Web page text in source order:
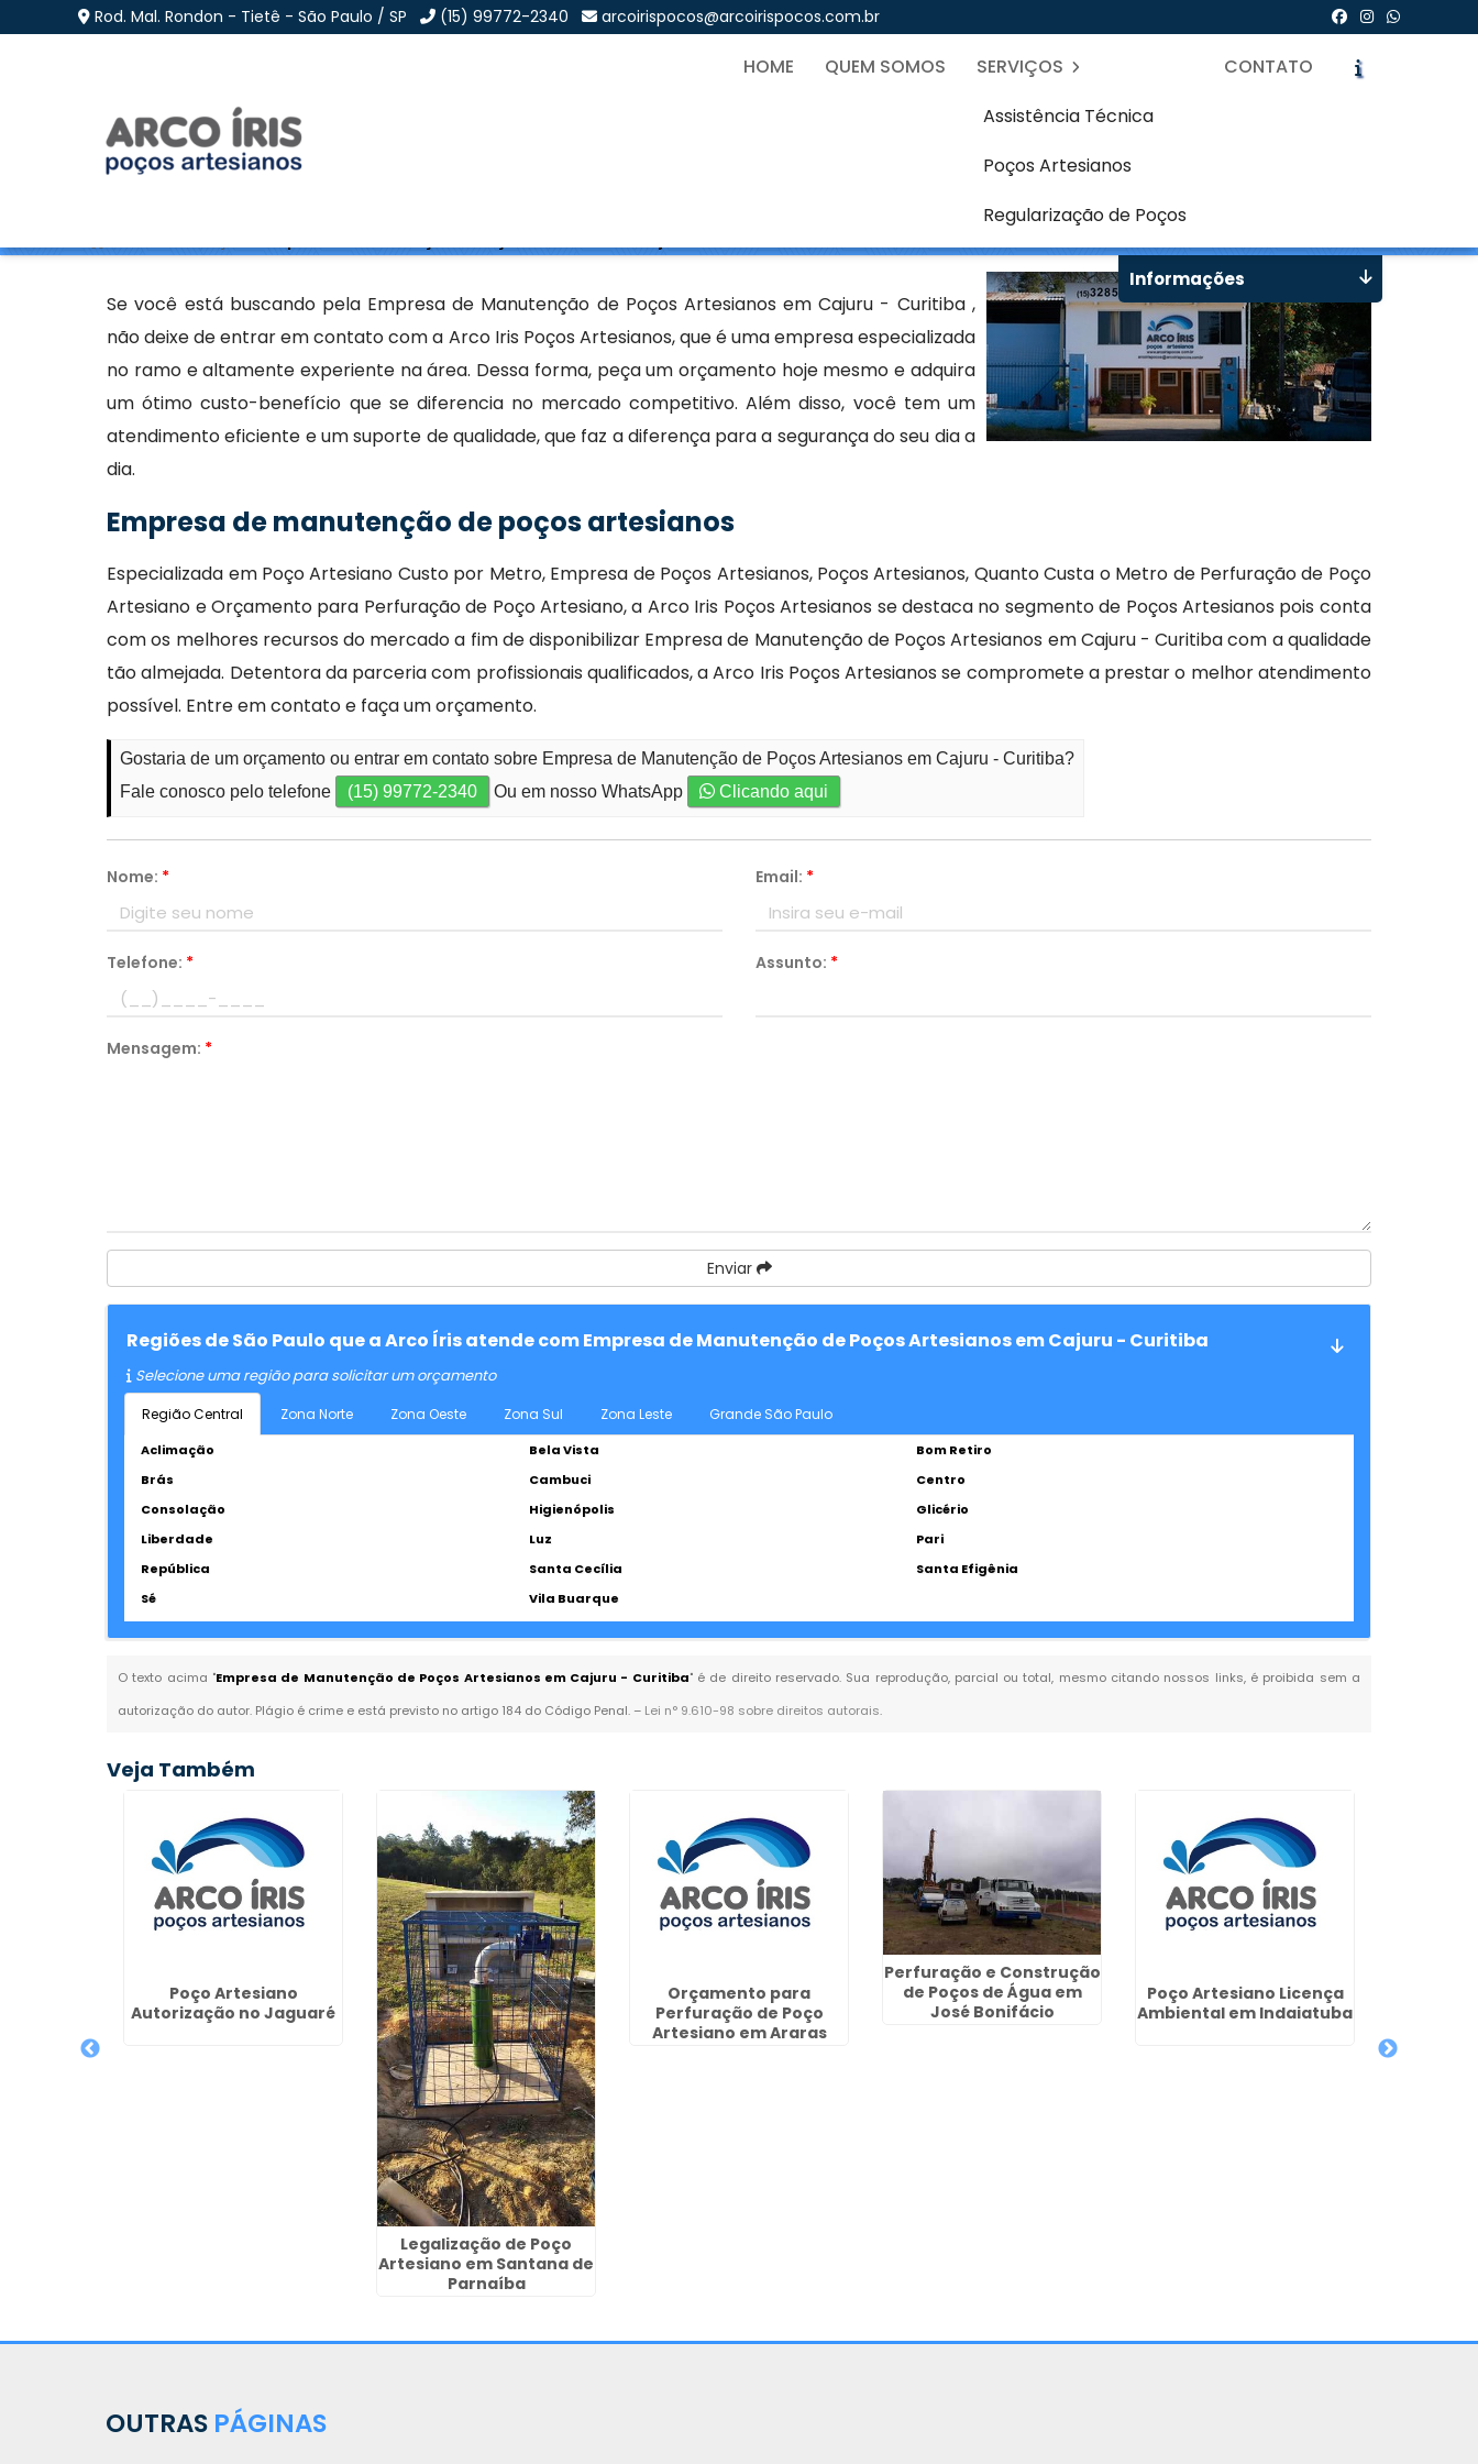
Rod. Mal. Rondon - Tietê - São Paulo / SP (15) 99772-2340 arcoirispocos@arcoirispocos.com.br
HOME QUEM SOMOS
SERVIÇOS
Assistência Técnica
Poços Artesianos
Regularização de Poços
CONTATO
Empresa de Manutenção de Poços Artesianos em Cajuru - Curitiba
Se você está buscando pela Empresa de Manutenção de Poços Artesianos em Cajuru - Curitiba ,
não deixe de entrar em contato com a Arco Iris Poços Artesianos, que é uma empresa especializada
no ramo e altamente experiente na área. Dessa forma, peça um orçamento hoje mesmo e adquira
um ótimo custo-benefício que se diferencia no mercado competitivo. Além disso, você tem um
atendimento eficiente e um suporte de qualidade, que faz a diferença para a segurança do seu dia a
dia.
Empresa de manutenção de poços artesianos
Especializada em Poço Artesiano Custo por Metro, Empresa de Poços Artesianos, Poços Artesianos, Quanto Custa o Metro de Perfuração de Poço
Artesiano e Orçamento para Perfuração de Poço Artesiano, a Arco Iris Poços Artesianos se destaca no segmento de Poços Artesianos pois conta
com os melhores recursos do mercado a fim de disponibilizar Empresa de Manutenção de Poços Artesianos em Cajuru - Curitiba com a qualidade
tão almejada. Detentora da parceria com profissionais qualificados, a Arco Iris Poços Artesianos se compromete a prestar o melhor atendimento
possível. Entre em contato e faça um orçamento.
Gostaria de um orçamento ou entrar em contato sobre Empresa de Manutenção de Poços Artesianos em Cajuru - Curitiba?
Fale conosco pelo telefone
(15) 99772-2340 Ou em nosso WhatsApp Clicando aqui
Nome: * Email: *
Telefone: * Assunto: *
Mensagem: *
Enviar
Regiões de São Paulo que a Arco Íris atende com Empresa de Manutenção de Poços Artesianos em Cajuru - Curitiba
Selecione uma região para solicitar um orçamento
Região Central Zona Norte Zona Oeste Zona Sul Zona Leste Grande São Paulo
Aclimação Bela Vista
Bom Retiro
Brás
Cambuci
Centro
Consolação
Higienópolis
Glicério
Liberdade
Luz
Pari
República
Santa Cecília
Santa Efigênia
Sé
Vila Buarque
O texto acima "Empresa de Manutenção de Poços Artesianos em Cajuru - Curitiba" é de direito reservado. Sua reprodução, parcial ou total, mesmo citando nossos links, é proibida sem a
autorização do autor. Plágio é crime e está previsto no artigo 184 do Código Penal. – Lei n° 9.610-98 sobre direitos autorais.
Informações
Veja Também
Poço Artesiano
Autorização no Jaguaré
Legalização de Poço
Artesiano em Santana de
Parnaíba
Orçamento para
Perfuração de Poço
Artesiano em Araras
Perfuração e Construção
de Poços de Água em
José Bonifácio
Poço Artesiano Licença
Ambiental em Indaiatuba
OUTRAS PÁGINAS